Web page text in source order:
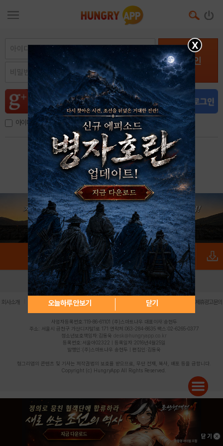
로그인
아이디, 이메일 저장
아이디 / 비밀번호 찾기 회원가입
X
오늘하루 안보기 닫기
로그인 PC버전 전체앱
회사소개 | 개인정보 처리방침 불법촬영물 신고센터 제휴광고문의
사업자등록번호:119-86-61101 (주)스마트나우 대표이사:송현두
주소: 서울시 금천구 가산디지털1로 171 연락처:063-284-8635 팩스:02-6265-0377
청소년보호책임자:김동욱 desk@hungryapp.co.kr
등록번호:서울아02322 | 등록일자:2016년4월25일
발행인:(주)스마트나우 송현두 | 편집인:김동욱
헝그리앱의 콘텐츠 및 기사는 저작권법의 보호를 받으므로, 무단 전재, 복사, 배포 등을 금합니다.
Copyright (c) HungryApp All Rights Reserved.